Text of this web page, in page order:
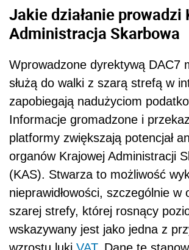
Jakie działanie prowadzi
Administracja Skarbowa
Wprowadzone dyrektywą DAC7
służą do walki z szarą strefą w
zapobiegają nadużyciom
Informacje gromadzone i
platformy zwiększają potencjał
organów Krajowej Administracji
(KAS). Stwarza to możliwość
nieprawidłowości, szczególnie w
szarej strefy, której rosnący
wskazywany jest jako jedna z